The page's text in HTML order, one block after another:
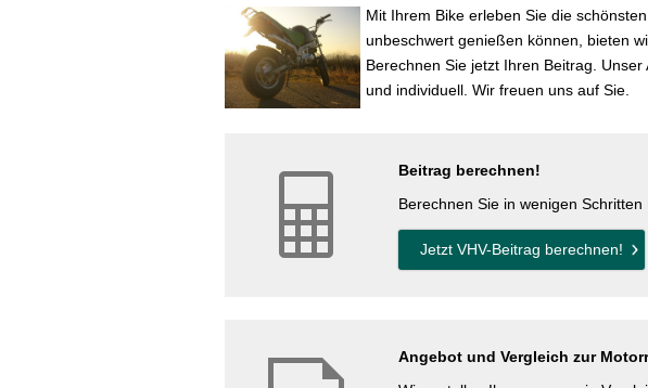
Mit Ihrem Bike erleben Sie die
unbeschwert genießen können, bieten
Berechnen Sie jetzt Ihren Beitrag.
und individuell. Wir freuen uns auf Sie.
Beitrag berechnen!
Berechnen Sie in wenigen
Jetzt VHV-Beitrag berechnen!
Angebot und Vergleich zur